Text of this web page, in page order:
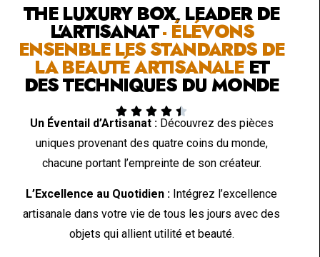
THE LUXURY BOX, LEADER DE
L'ARTISANAT- ÉLÉVONS
ENSENBLE LES STANDARDS DE
LA BEAUTÉ ARTISANALE ET
DES TECHNIQUES DU MONDE
    
Un Éventail d’Artisanat :Découvrez des pièces
uniques provenant des quatre coins du monde,
chacune portant l’empreinte de son créateur.
L’Excellence au Quotidien : Intégrez l’excellence
artisanale dans votre vie de tous les jours avec des
objets qui allient utilité et beauté.